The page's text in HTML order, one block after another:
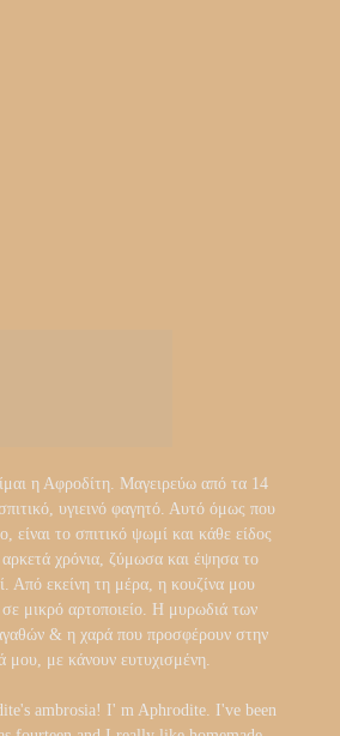
η Αφροδίτη. Μαγειρεύω από τα 14
υγιεινό φαγητό. Αυτό όμως που
είναι το σπιτικό ψωμί και κάθε είδος
χρόνια, ζύμωσα και έψησα το
Από εκείνη τη μέρα, η κουζίνα μου
μικρό αρτοποιείο. Η μυρωδιά των
& η χαρά που προσφέρουν στην
μου, με κάνουν ευτυχισμένη.
ambrosia! I' m Aphrodite. I've been